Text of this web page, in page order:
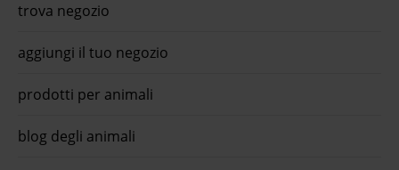
trova negozio
aggiungi il tuo negozio
prodotti per animali
blog degli animali